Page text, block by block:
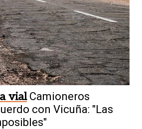
vial Camioneros
con Vicuña: "Las